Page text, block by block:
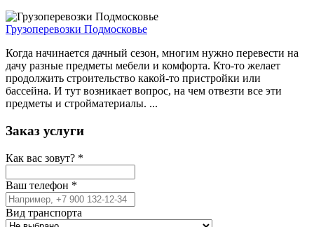
Грузоперевозки Подмосковье
Когда начинается дачный сезон, многим нужно перевести на
дачу разные предметы мебели и комфорта. Кто-то желает
продолжить строительство какой-то пристройки или
бассейна. И тут возникает вопрос, на чем отвезти все эти
предметы и стройматериалы. ...
Заказ услуги
Как вас зовут? *
Ваш телефон *
Вид транспорта